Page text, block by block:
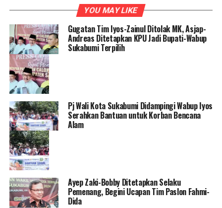
YOU MAY LIKE
Gugatan Tim Iyos-Zainul Ditolak MK, Asjap-
Andreas Ditetapkan KPU Jadi Bupati-Wabup
Sukabumi Terpilih
Pj Wali Kota Sukabumi Didampingi Wabup Iyos
Serahkan Bantuan untuk Korban Bencana
Alam
Ayep Zaki-Bobby Ditetapkan Selaku
Pemenang, Begini Ucapan Tim Paslon Fahmi-
Dida